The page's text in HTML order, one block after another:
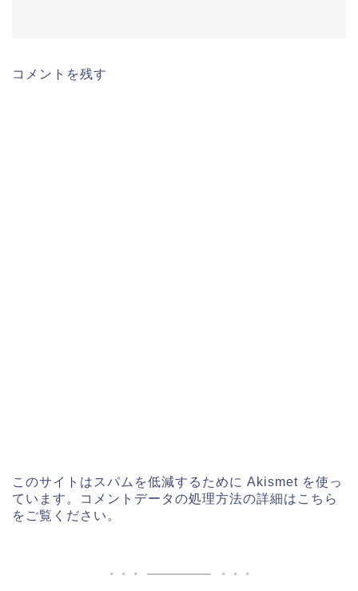
コメントを残す
このサイトはスパムを低減するために Akismet を使っ
ています。
コメントデータの処理方法の詳細はこちら
をご覧ください。